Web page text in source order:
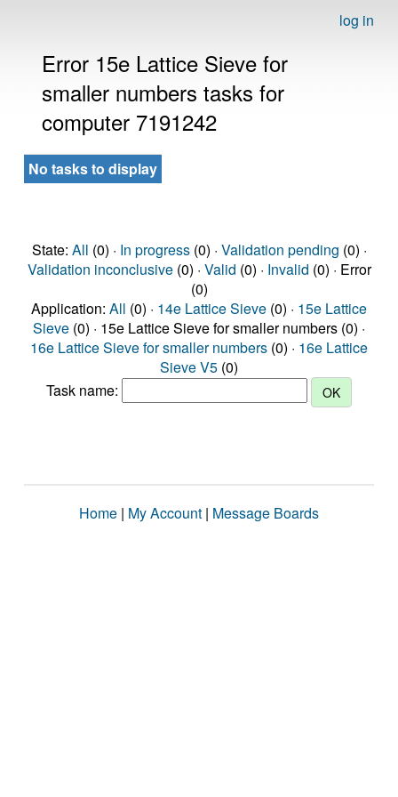
log in
Error 15e Lattice Sieve for
smaller numbers tasks for
computer 7191242
No tasks to display
State: All (0) · In progress(0) · Validation pending (0) ·
Validation inconclusive(0) · Valid (0) · Invalid (0) · Error
(0)
Application: All (0) · 14e Lattice Sieve (0) · 15e Lattice
Sieve (0) · 15e Lattice Sieve for smaller numbers (0) ·
16e Lattice Sieve for smaller numbers (0) · 16e Lattice
Sieve V5 (0)
Task name:
Home | My Account | Message Boards